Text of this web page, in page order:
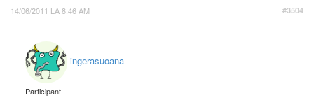
14/06/2011 LA 8:46 AM #3504
ingerasuoana
Participant